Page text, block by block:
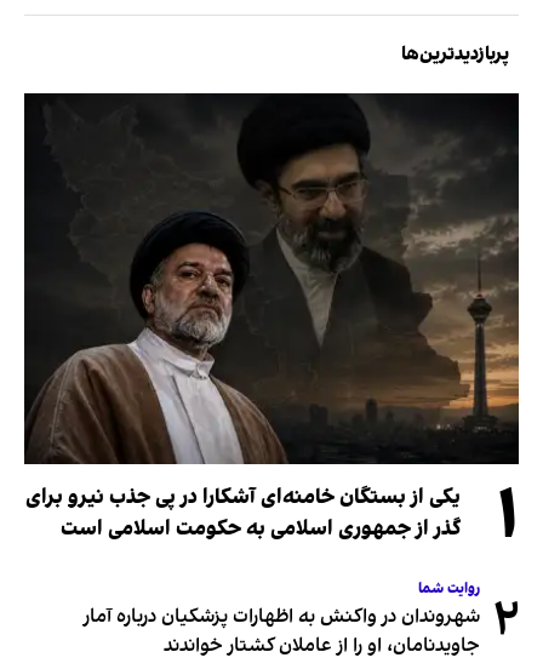
پربازدیدترین‌ها
۱
یکی از بستگان خامنه‌ای آشکارا در پی جذب نیرو برای
گذر از جمهوری اسلامی به حکومت اسلامی است
۲ روایت شما
شهروندان در واکنش به اظهارات پزشکیان درباره آمار
جاویدنامان، او را از عاملان کشتار خواندند